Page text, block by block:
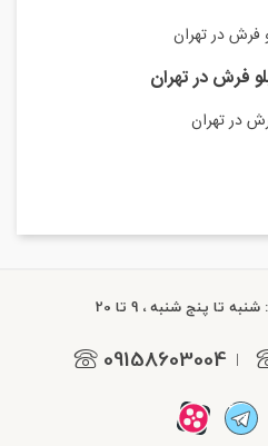
فرش در تهران
در تهران
تا پنج شنبه ، 9 تا 20
|
09158603004